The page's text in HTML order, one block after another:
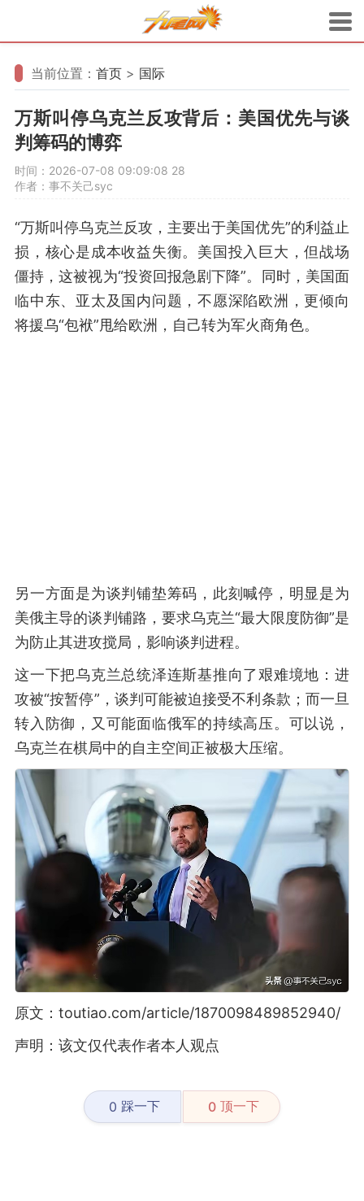
当前位置： 首页 > 国际
万斯叫停乌克兰反攻背后：美国优先与谈
判筹码的博弈
时间：2026-07-08 09:09:08 28
作者：事不关己syc
“万斯叫停乌克兰反攻，主要出于美国优先”的利益止
损，核心是成本收益失衡。美国投入巨大，但战场
僵持，这被视为“投资回报急剧下降”。同时，美国面
临中东、亚太及国内问题，不愿深陷欧洲，更倾向
将援乌“包袱”甩给欧洲，自己转为军火商角色。
另一方面是为谈判铺垫筹码，此刻喊停，明显是为
美俄主导的谈判铺路，要求乌克兰“最大限度防御”是
为防止其进攻搅局，影响谈判进程。
这一下把乌克兰总统泽连斯基推向了艰难境地：进
攻被“按暂停”，谈判可能被迫接受不利条款；而一旦
转入防御，又可能面临俄军的持续高压。可以说，
乌克兰在棋局中的自主空间正被极大压缩。
原文：toutiao.com/article/1870098489852940/
声明：该文仅代表作者本人观点
0 踩一下 0 顶一下